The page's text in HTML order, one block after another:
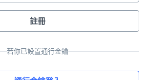
註冊
若你已設置通行金鑰